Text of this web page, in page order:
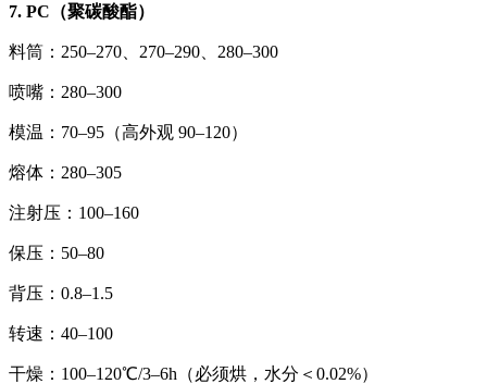
7. PC（聚碳酸酯）
料筒：250–270、270–290、280–300
喷嘴：280–300
模温：70–95（高外观 90–120）
熔体：280–305
注射压：100–160
保压：50–80
背压：0.8–1.5
转速：40–100
干燥：100–120℃/3–6h（必须烘，水分＜0.02%）